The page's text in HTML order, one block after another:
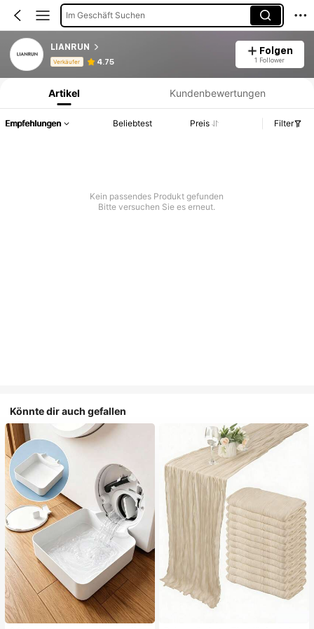
Im Geschäft Suchen
LIANRUN
Verkäufer 4.75
Folgen
1 Follower
Produktinformation: Preisangabe, Verkaufs- und Lagerbestandsdetails.
Artikel Kundenbewertungen
Empfehlungen Beliebtest Preis Filter
Kein passendes Produkt gefunden
Bitte versuchen Sie es erneut.
Könnte dir auch gefallen